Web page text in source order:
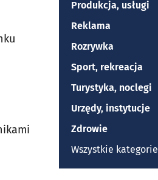
Produkcja, usługi
Reklama
Rozrywka
Sport, rekreacja
Turystyka, noclegi
Urzędy, instytucje
Zdrowie
Wszystkie kategorie